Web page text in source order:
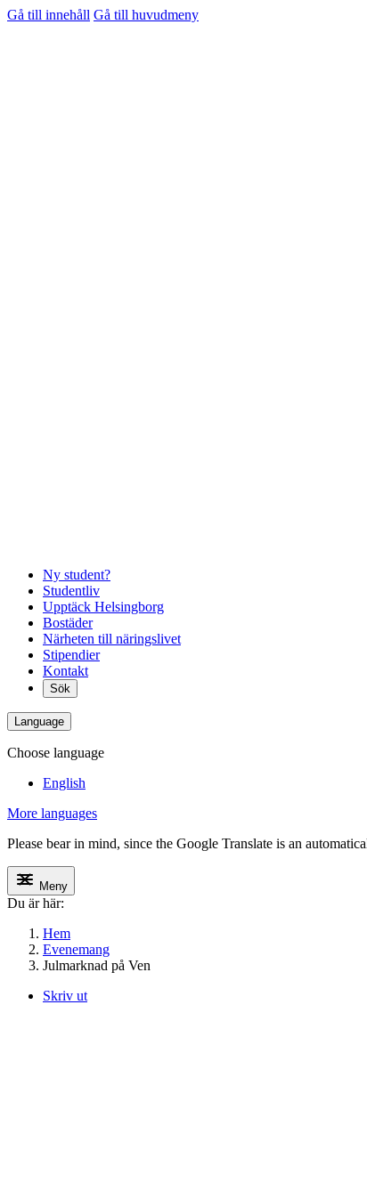
Gå till innehåll Gå till huvudmeny
Ny student?
Studentliv
Upptäck Helsingborg
Bostäder
Närheten till näringslivet
Stipendier
Kontakt
Sök
Language
Choose language
English
More languages
Please bear in mind, since the Google Translate is an
Meny
Du är här:
Hem
Evenemang
Julmarknad på Ven
Skriv ut